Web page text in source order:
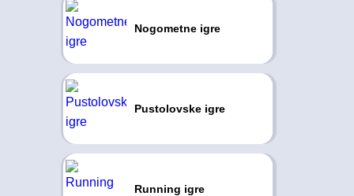
Nogometne igre
Pustolovske igre
Running igre